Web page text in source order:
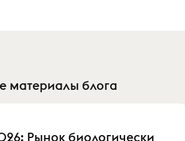
материалы блога
Рынок биологически